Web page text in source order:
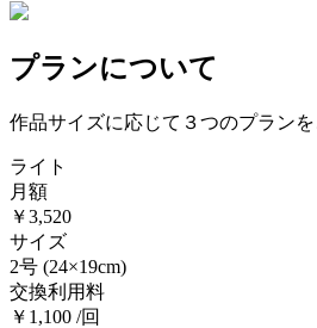
プランについて
作品サイズに応じて３つのプランを
ライト
月額
￥3,520
サイズ
2号 (24×19cm)
交換利用料
￥1,100 /回